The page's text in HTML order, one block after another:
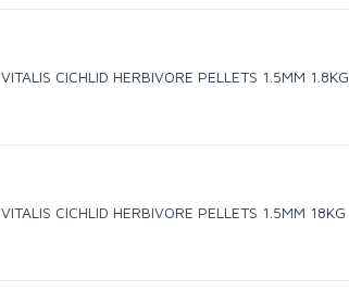
VITALIS CICHLID HERBIVORE PELLETS 1.5MM 1.8KG
VITALIS CICHLID HERBIVORE PELLETS 1.5MM 18KG